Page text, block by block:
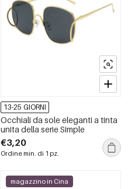
13-25 GIORNI
Occhiali da sole eleganti a tinta
unita della serie Simple
€3,20
Ordine min. di 1 pz.
magazzino in Cina